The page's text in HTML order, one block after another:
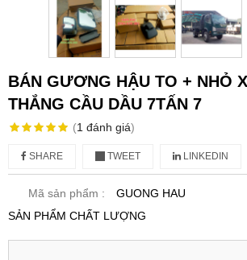
BÁN GƯƠNG HẬU TO + NHỎ
THẮNG CẦU DẦU 7TẤN 7
(1 đánh giá)
SHARE TWEET LINKEDIN
Mã sản phẩm :
GUONG HAU
SẢN PHẨM CHẤT LƯỢNG